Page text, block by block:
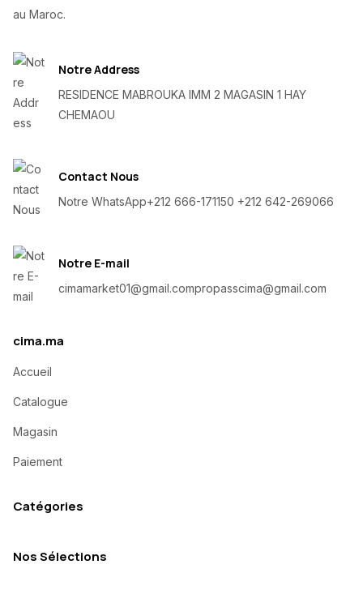
au Maroc.
Notre Address
RESIDENCE MABROUKA IMM 2 MAGASIN 1 HAY
CHEMAOU
Contact Nous
Notre WhatsApp+212 666-171150 +212 642-269066
Notre E-mail
cimamarket01@gmail.compropasscima@gmail.com
cima.ma
Accueil
Catalogue
Magasin
Paiement
Catégories
Nos Sélections